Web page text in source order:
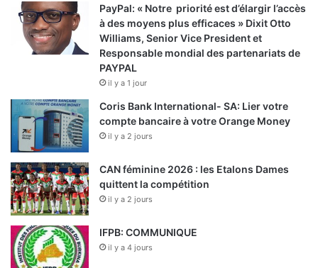
PayPal: « Notre priorité est d’élargir l’accès
à des moyens plus efficaces » Dixit Otto
Williams, Senior Vice President et
Responsable mondial des partenariats de
PAYPAL
il y a 1 jour
Coris Bank International- SA: Lier votre
compte bancaire à votre Orange Money
il y a 2 jours
CAN féminine 2026 : les Etalons Dames
quittent la compétition
il y a 2 jours
IFPB: COMMUNIQUE
il y a 4 jours